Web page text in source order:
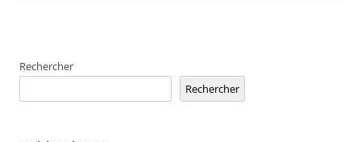
Rechercher
Rechercher